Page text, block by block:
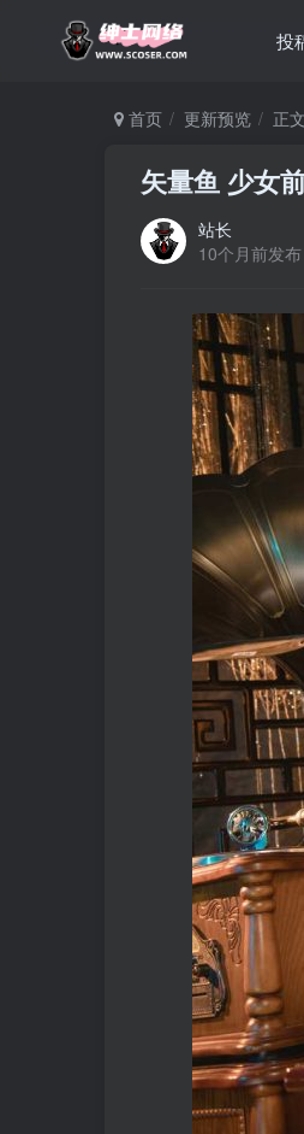
投
首页 更新预览 正文
矢量鱼 少女
站长
10个月前发布